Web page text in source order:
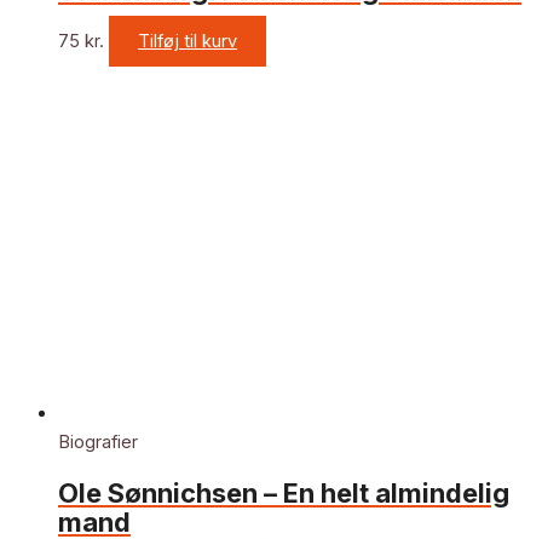
75 kr. Tilføj til kurv
Biografier
Ole Sønnichsen – En helt almindelig
mand